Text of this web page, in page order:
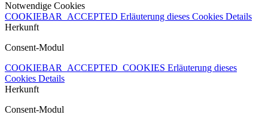
Notwendige Cookies
COOKIEBAR_ACCEPTED Erläuterung dieses Cookies Details
Herkunft
Consent-Modul
COOKIEBAR_ACCEPTED_COOKIES Erläuterung dieses
Cookies Details
Herkunft
Consent-Modul